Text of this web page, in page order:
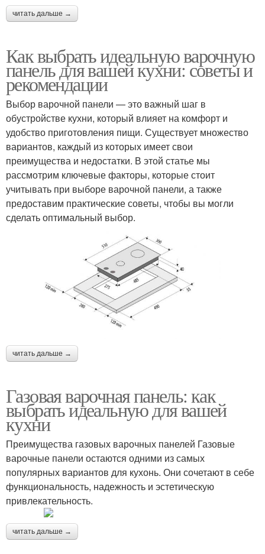
читать дальше →
Как выбрать идеальную варочную
панель для вашей кухни: советы и
рекомендации
Выбор варочной панели — это важный шаг в
обустройстве кухни, который влияет на комфорт и
удобство приготовления пищи. Существует множество
вариантов, каждый из которых имеет свои
преимущества и недостатки. В этой статье мы
рассмотрим ключевые факторы, которые стоит
учитывать при выборе варочной панели, а также
предоставим практические советы, чтобы вы могли
сделать оптимальный выбор.
читать дальше →
Газовая варочная панель: как
выбрать идеальную для вашей
кухни
Преимущества газовых варочных панелей Газовые
варочные панели остаются одними из самых
популярных вариантов для кухонь. Они сочетают в себе
функциональность, надежность и эстетическую
привлекательность.
читать дальше →